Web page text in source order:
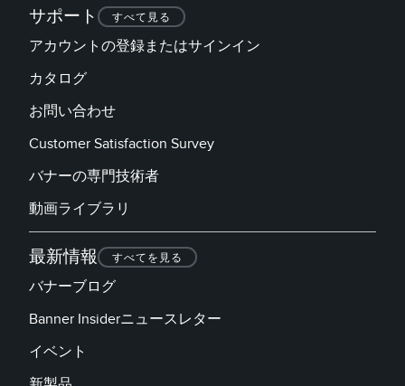
サポート すべて見る
アカウントの登録またはサインイン
カタログ
お問い合わせ
Customer Satisfaction Survey
バナーの専門技術者
動画ライブラリ
最新情報 すべてを見る
バナーブログ
Banner Insiderニュースレター
イベント